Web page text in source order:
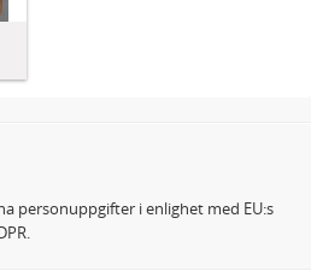
personuppgifter i enlighet med EU:s